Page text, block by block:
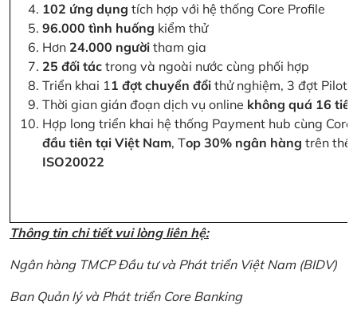
102 ứng dụng tích hợp với hệ thống Core Profile
96.000 tình huống kiểm thử
Hơn 24.000 người tham gia
25 đối tác trong và ngoài nước cùng phối hợp
Triển khai 11 đợt chuyển đổi thử nghiệm, 3 đợt Pilot
Thời gian gián đoạn dịch vụ online không quá 16
Hợp long triển khai hệ thống Payment hub cùng
đầu tiên tại Việt Nam, Top 30% ngân hàng trên thế
ISO20022
Thông tin chi tiết vui lòng liên hệ:
Ngân hàng TMCP Đầu tư và Phát triển Việt Nam (BIDV)
Ban Quản lý và Phát triển Core Banking